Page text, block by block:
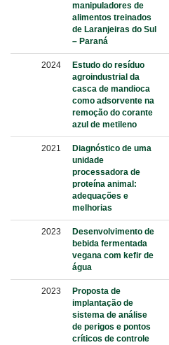
manipuladores de
alimentos treinados
de Laranjeiras do Sul
– Paraná
2024
Estudo do resíduo
agroindustrial da
casca de mandioca
como adsorvente na
remoção do corante
azul de metileno
2021
Diagnóstico de uma
unidade
processadora de
proteína animal:
adequações e
melhorias
2023
Desenvolvimento de
bebida fermentada
vegana com kefir de
água
2023
Proposta de
implantação de
sistema de análise
de perigos e pontos
críticos de controle